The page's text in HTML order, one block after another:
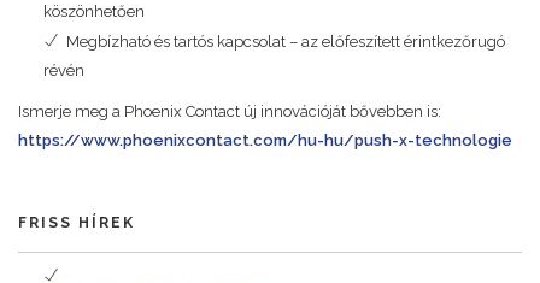
köszönhetően
Megbízható és tartós kapcsolat – az előfeszített érintkezőrugó
révén
Ismerje meg a Phoenix Contact új innovációját bővebben is:
https://www.phoenixcontact.com/hu-hu/push-x-technologie
FRISS HÍREK